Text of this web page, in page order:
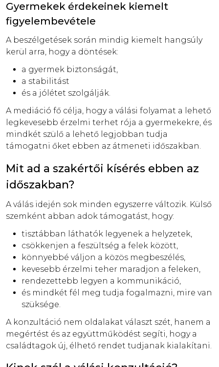
Gyermekek érdekeinek kiemelt
figyelembevétele
A beszélgetések során mindig kiemelt hangsúly
kerül arra, hogy a döntések:
a gyermek biztonságát,
a stabilitást
és a jólétet szolgálják.
A mediáció fő célja, hogy a válási folyamat a lehető
legkevesebb érzelmi terhet rója a gyermekekre, és
mindkét szülő a lehető legjobban tudja
támogatni őket ebben az átmeneti időszakban.
Mit ad a szakértői kísérés ebben az
időszakban?
A válás idején sok minden egyszerre változik. Külső
szemként abban adok támogatást, hogy:
tisztábban láthatók legyenek a helyzetek,
csökkenjen a feszültség a felek között,
könnyebbé váljon a közös megbeszélés,
kevesebb érzelmi teher maradjon a feleken,
rendezettebb legyen a kommunikáció,
és mindkét fél meg tudja fogalmazni, mire van
szüksége.
A konzultáció nem oldalakat választ szét, hanem a
megértést és az együttműködést segíti, hogy a
családtagok új, élhető rendet tudjanak kialakítani.